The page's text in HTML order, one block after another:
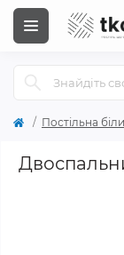
Постільна